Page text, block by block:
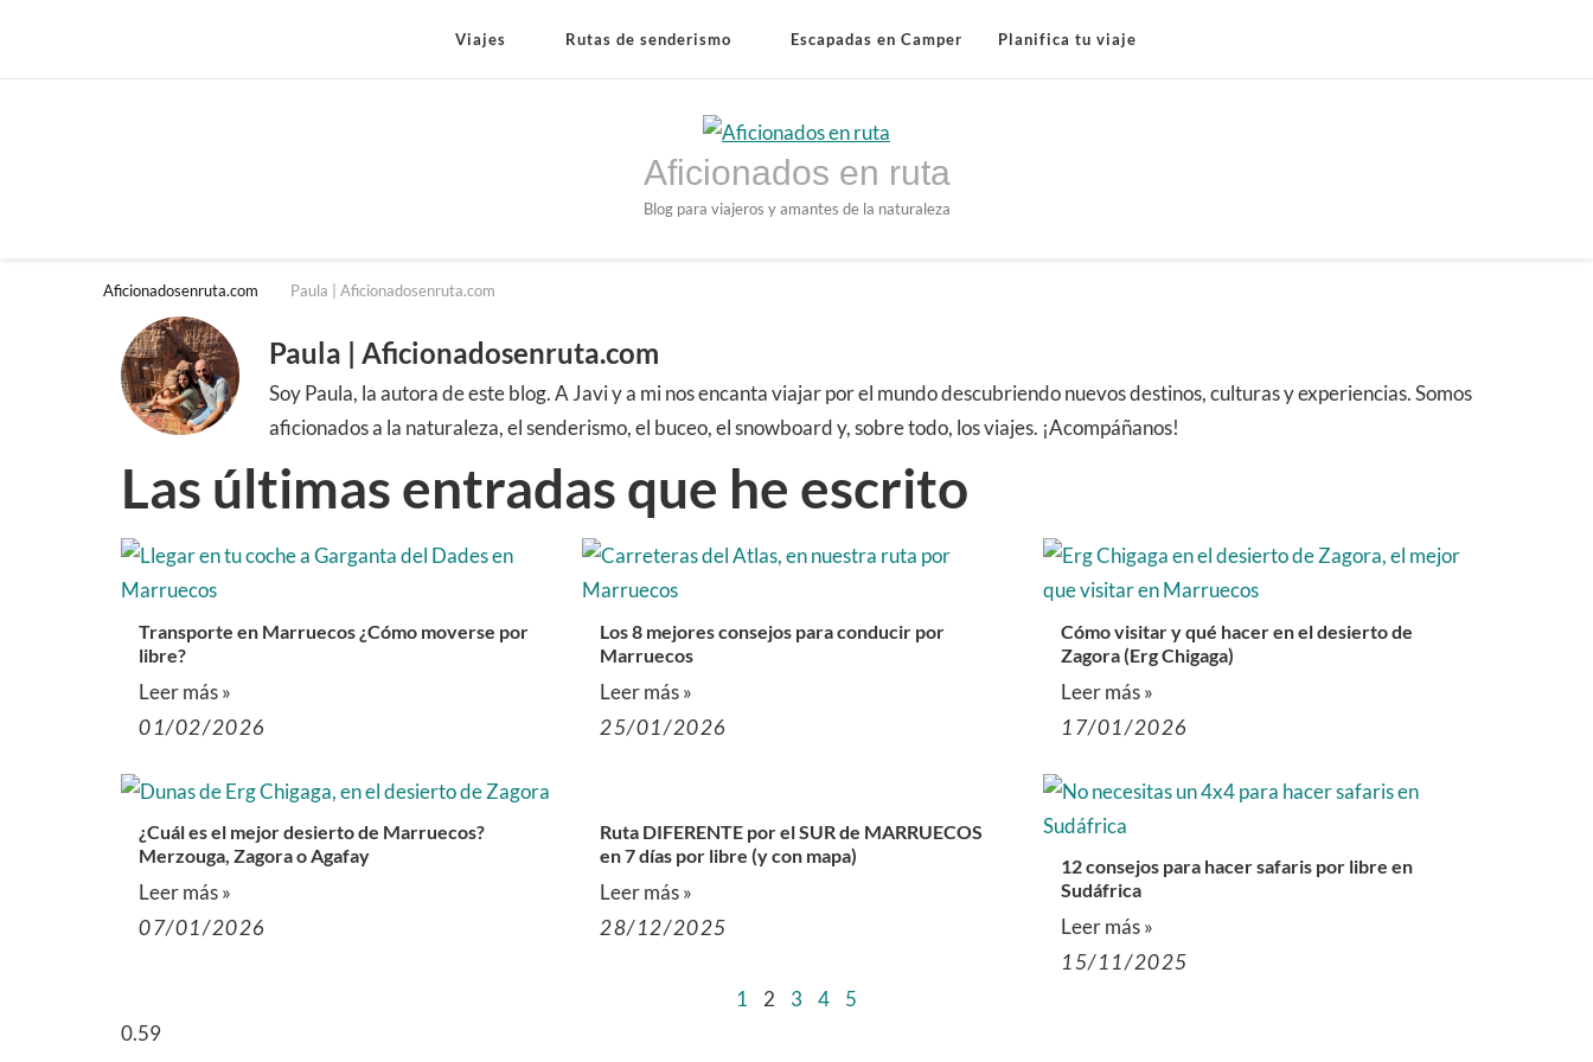
Viajes Rutas de senderismo Escapadas en Camper Planifica tu viaje
Aficionados en ruta
Blog para viajeros y amantes de la naturaleza
Aficionadosenruta.com Paula | Aficionadosenruta.com
Paula | Aficionadosenruta.com
Soy Paula, la autora de este blog. A Javi y a mi nos encanta viajar por el mundo descubriendo nuevos destinos, culturas y experiencias. Somos
aficionados a la naturaleza, el senderismo, el buceo, el snowboard y, sobre todo, los viajes. ¡Acompáñanos!
Las últimas entradas que he escrito
Transporte en Marruecos ¿Cómo moverse por
libre?
Leer más »
01/02/2026
Los 8 mejores consejos para conducir por
Marruecos
Leer más »
25/01/2026
Cómo visitar y qué hacer en el desierto de
Zagora (Erg Chigaga)
Leer más »
17/01/2026
¿Cuál es el mejor desierto de Marruecos?
Merzouga, Zagora o Agafay
Leer más »
07/01/2026
Ruta DIFERENTE por el SUR de MARRUECOS
en 7 días por libre (y con mapa)
Leer más »
28/12/2025
12 consejos para hacer safaris por libre en
Sudáfrica
Leer más »
15/11/2025
1
2 3 4 5